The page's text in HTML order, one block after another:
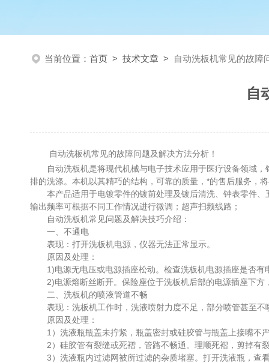
当前位置： 首页 > 技术文章 > 自动洗板机常见的故障
自
自动洗板机常见的故障问题及解决方法分析！
自动洗板机是将现代机械与电子技术应用于医疗设备领域，
排的洗涤。本机以其精巧的结构，可靠的质量，*的售后服务，
本产品适用于电镀零件的镀前处理及镀后清洗、钟表零件、
输出频率可根据不同工作情况进行微调；超声扫频线路；
自动洗板机常见问题及解决技巧介绍：
一、不通电
表现：打开洗板机电源，仪器无法正常显示。
原因及处理：
1)电源无电压或电源插座松动。检查洗板机电源插座是否有
2)电源熔断丝断开。保险座位于洗板机后部的电源插座下方
二、洗板机的喷液管道不畅
表现：洗板机工作时，洗液喷射力度不足，部分喷管甚至不
原因及处理：
1）洗液瓶瓶盖未拧紧，瓶盖密封或硅胶管与瓶盖上接嘴不
2）硅胶管有裂缝或死褶，管路不畅通。理顺死褶，剪掉有
3）洗液瓶内过滤网被所过滤的杂质堵塞。打开洗液瓶，查